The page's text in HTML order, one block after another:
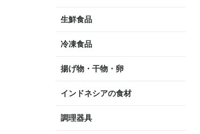
生鮮食品
冷凍食品
揚げ物・干物・卵
インドネシアの食材
調理器具